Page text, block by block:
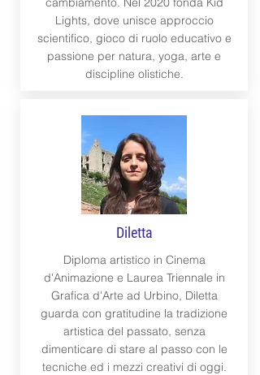
Lights, dove unisce approccio
scientifico, gioco di ruolo educativo e
passione per natura, yoga, arte e
discipline olistiche.
Diletta
Diploma artistico in Cinema
d'Animazione e Laurea Triennale in
Grafica d'Arte ad Urbino, Diletta
guarda con gratitudine la tradizione
artistica del passato, senza
dimenticare di stare al passo con le
tecniche ed i mezzi creativi di oggi.